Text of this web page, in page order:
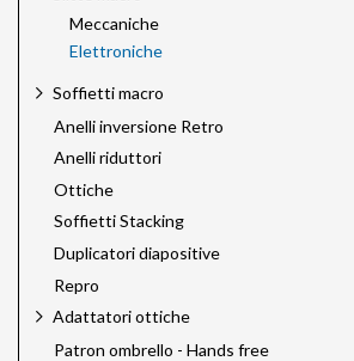
Meccaniche
Elettroniche
Soffietti macro
Anelli inversione Retro
Anelli riduttori
Ottiche
Soffietti Stacking
Duplicatori diapositive
Repro
Adattatori ottiche
Patron ombrello - Hands free